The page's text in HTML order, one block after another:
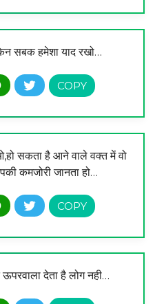
सबक हमेशा याद रखो…
सकता है आने वाले वक्त में वो
कमजोरी जानता हो…
देता है लोग नही…